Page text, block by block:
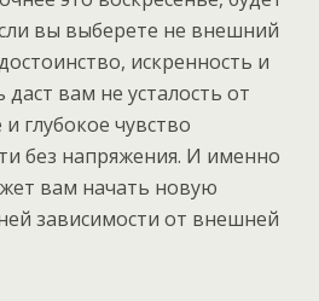
вы выберете не внешний
искренность и
даст вам не усталость от
глубокое чувство
без напряжения. И именно
вам начать новую
зависимости от внешней